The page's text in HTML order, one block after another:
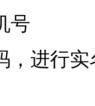
号
，进行